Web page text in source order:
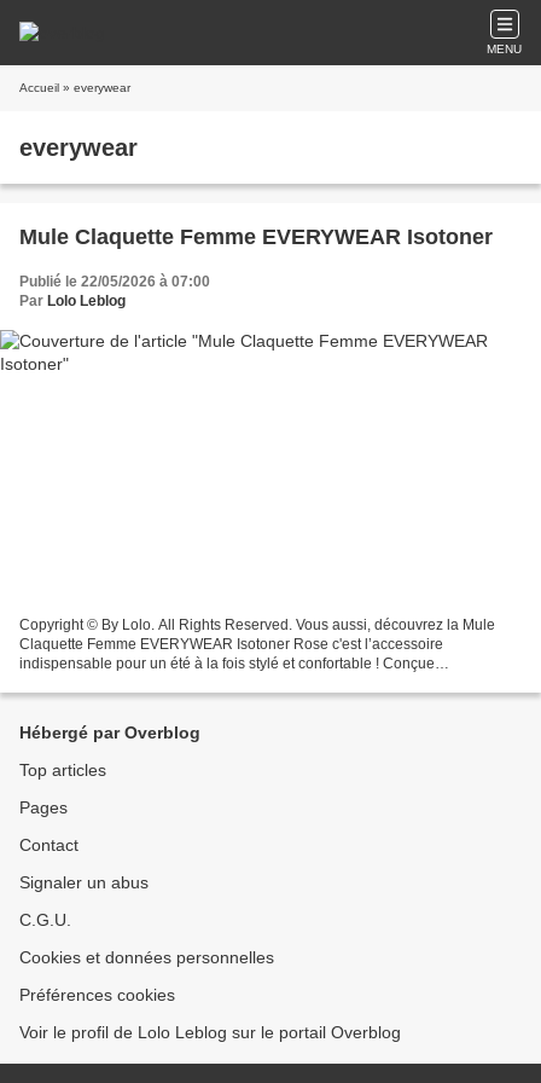
MENU
Accueil » everywear
everywear
Mule Claquette Femme EVERYWEAR Isotoner
Publié le 22/05/2026 à 07:00
Par Lolo Leblog
Copyright © By Lolo. All Rights Reserved. Vous aussi, découvrez la Mule
Claquette Femme EVERYWEAR Isotoner Rose c'est l’accessoire
indispensable pour un été à la fois stylé et confortable ! Conçue
Hébergé par Overblog
Top articles
Pages
Contact
Signaler un abus
C.G.U.
Cookies et données personnelles
Préférences cookies
Voir le profil de Lolo Leblog sur le portail Overblog